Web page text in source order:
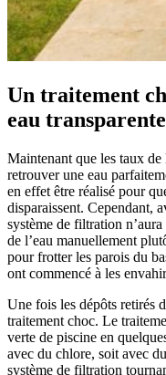
Un traitement
eau transparente
Maintenant que les taux de
retrouver une eau
en effet être réalisé pour
disparaissent. Cependant,
système de filtration
de l’eau manuellement
pour frotter les parois du
ont commencé à les
Une fois les dépôts retirés
traitement choc. Le
verte de piscine en
avec du chlore, soit avec
système de filtration